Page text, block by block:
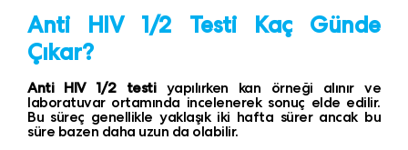
Anti HIV 1/2 Testi Kaç Günde
Çıkar?
Anti HIV 1/2 testiyapılırken kan örneği alınır ve
laboratuvar ortamında incelenerek sonuç elde edilir.
Bu süreç genellikle yaklaşık iki hafta sürer ancak bu
süre bazen daha uzun da olabilir.